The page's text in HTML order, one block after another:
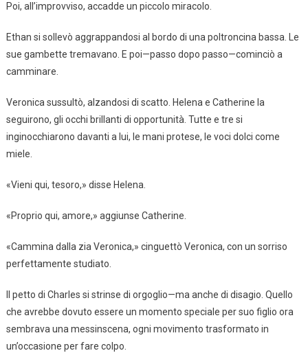
Poi, all’improvviso, accadde un piccolo miracolo.
Ethan si sollevò aggrappandosi al bordo di una poltroncina bassa. Le
sue gambette tremavano. E poi—passo dopo passo—cominciò a
camminare.
Veronica sussultò, alzandosi di scatto. Helena e Catherine la
seguirono, gli occhi brillanti di opportunità. Tutte e tre si
inginocchiarono davanti a lui, le mani protese, le voci dolci come
miele.
«Vieni qui, tesoro,» disse Helena.
«Proprio qui, amore,» aggiunse Catherine.
«Cammina dalla zia Veronica,» cinguettò Veronica, con un sorriso
perfettamente studiato.
Il petto di Charles si strinse di orgoglio—ma anche di disagio. Quello
che avrebbe dovuto essere un momento speciale per suo figlio ora
sembrava una messinscena, ogni movimento trasformato in
un’occasione per fare colpo.